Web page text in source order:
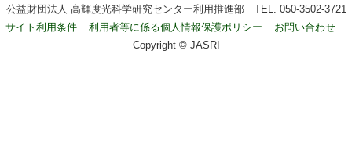
公益財団法人 高輝度光科学研究センター利用推進部 TEL. 050-3502-3721
サイト利用条件
利用者等に係る個人情報保護ポリシー
お問い合わせ
Copyright © JASRI